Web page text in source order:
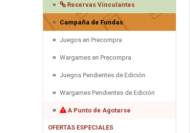
Reservas Vinculantes
Campaña de Fundas
Juegos en Precompra
Wargames en Precompra
Juegos Pendientes de Edición
Wargames Pendientes de Edición
A Punto de Agotarse
OFERTAS ESPECIALES